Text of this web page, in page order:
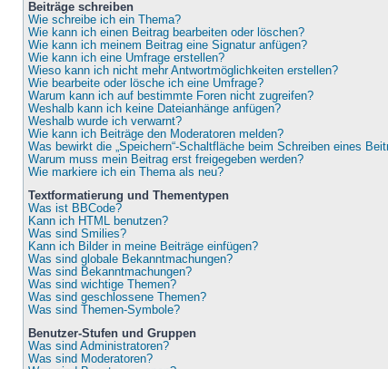
Beiträge schreiben
Wie schreibe ich ein Thema?
Wie kann ich einen Beitrag bearbeiten oder löschen?
Wie kann ich meinem Beitrag eine Signatur anfügen?
Wie kann ich eine Umfrage erstellen?
Wieso kann ich nicht mehr Antwortmöglichkeiten erstellen?
Wie bearbeite oder lösche ich eine Umfrage?
Warum kann ich auf bestimmte Foren nicht zugreifen?
Weshalb kann ich keine Dateianhänge anfügen?
Weshalb wurde ich verwarnt?
Wie kann ich Beiträge den Moderatoren melden?
Was bewirkt die „Speichern“-Schaltfläche beim Schreiben eines
Warum muss mein Beitrag erst freigegeben werden?
Wie markiere ich ein Thema als neu?
Textformatierung und Thementypen
Was ist BBCode?
Kann ich HTML benutzen?
Was sind Smilies?
Kann ich Bilder in meine Beiträge einfügen?
Was sind globale Bekanntmachungen?
Was sind Bekanntmachungen?
Was sind wichtige Themen?
Was sind geschlossene Themen?
Was sind Themen-Symbole?
Benutzer-Stufen und Gruppen
Was sind Administratoren?
Was sind Moderatoren?